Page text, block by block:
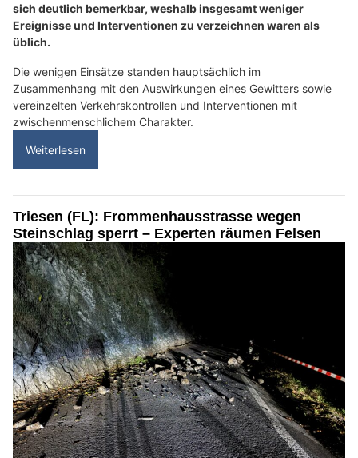
sich deutlich bemerkbar, weshalb insgesamt weniger
Ereignisse und Interventionen zu verzeichnen waren als
üblich.
Die wenigen Einsätze standen hauptsächlich im
Zusammenhang mit den Auswirkungen eines Gewitters sowie
vereinzelten Verkehrskontrollen und Interventionen mit
zwischenmenschlichem Charakter.
Weiterlesen
Triesen (FL): Frommenhausstrasse wegen
Steinschlag sperrt – Experten räumen Felsen